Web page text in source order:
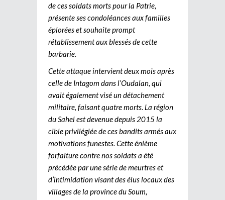
de ces soldats morts pour la Patrie,
présente ses condoléances aux familles
éplorées et souhaite prompt
rétablissement aux blessés de cette
barbarie.
Cette attaque intervient deux mois après
celle de Intagom dans l’Oudalan, qui
avait également visé un détachement
militaire, faisant quatre morts. La région
du Sahel est devenue depuis 2015 la
cible privilégiée de ces bandits armés aux
motivations funestes. Cette énième
forfaiture contre nos soldats a été
précédée par une série de meurtres et
d’intimidation visant des élus locaux des
villages de la province du Soum,